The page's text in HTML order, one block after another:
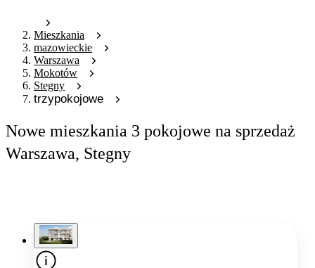
Mieszkania
mazowieckie
Warszawa
Mokotów
Stegny
trzypokojowe
Nowe mieszkania 3 pokojowe na sprzedaż
Warszawa, Stegny